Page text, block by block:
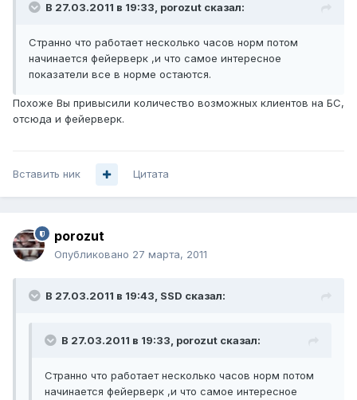
В 27.03.2011 в 19:33, porozut сказал:
Странно что работает несколько часов норм потом
начинается фейерверк ,и что самое интересное
показатели все в норме остаются.
Похоже Вы привысили количество возможных клиентов на БС,
отсюда и фейерверк.
Вставить ник Цитата
porozut
Опубликовано 27 марта, 2011
В 27.03.2011 в 19:43, SSD сказал:
В 27.03.2011 в 19:33, porozut сказал:
Странно что работает несколько часов норм потом
начинается фейерверк ,и что самое интересное